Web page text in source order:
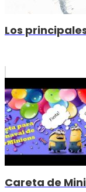
Los
Careta de